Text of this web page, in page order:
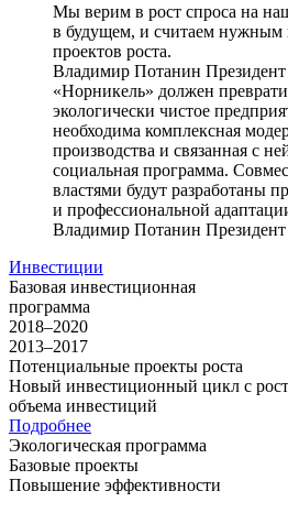
Мы верим в рост спроса на
в будущем, и считаем нужным
проектов роста.
Владимир Потанин
«Норникель» должен
экологически чистое
необходима комплексная
производства и связанная с
социальная программа.
властями будут разработаны
и профессиональной
Владимир Потанин
Инвестиции
Базовая инвестиционная
программа
2018–2020
2013–2017
Потенциальные проекты роста
Новый инвестиционный цикл с
объема инвестиций
Подробнее
Экологическая программа
Базовые проекты
Повышение эффективности